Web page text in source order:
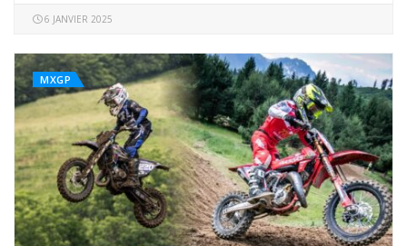
6 JANVIER 2025
MXGP